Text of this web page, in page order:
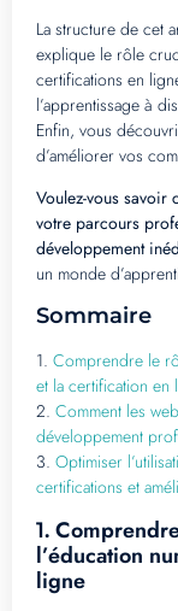
La structure de cet
explique le rôle
certifications en
l’apprentissage à
Enfin, vous
d’améliorer vos
Voulez-vous savoir
votre parcours
développement
un monde
Sommaire
1. Comprendre le
et la certification en
2. Comment les
développement
3. Optimiser
certifications et
1.
l’éducation
ligne